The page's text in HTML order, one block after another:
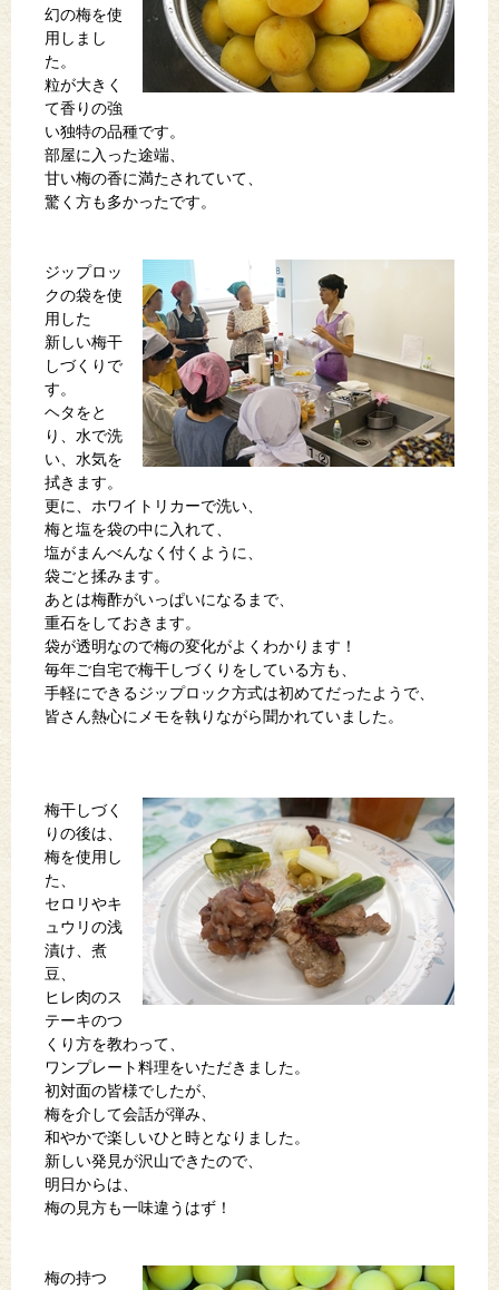
幻の梅を使
用しまし
た。
粒が大きく
て香りの強
い独特の品種です。
部屋に入った途端、
甘い梅の香に満たされていて、
驚く方も多かったです。
ジップロッ
クの袋を使
用した
新しい梅干
しづくりで
す。
ヘタをと
り、水で洗
い、水気を
拭きます。
更に、ホワイトリカーで洗い、
梅と塩を袋の中に入れて、
塩がまんべんなく付くように、
袋ごと揉みます。
あとは梅酢がいっぱいになるまで、
重石をしておきます。
袋が透明なので梅の変化がよくわかります！
毎年ご自宅で梅干しづくりをしている方も、
手軽にできるジップロック方式は初めてだったようで、
皆さん熱心にメモを執りながら聞かれていました。
梅干しづく
りの後は、
梅を使用し
た、
セロリやキ
ュウリの浅
漬け、煮
豆、
ヒレ肉のス
テーキのつ
くり方を教わって、
ワンプレート料理をいただきました。
初対面の皆様でしたが、
梅を介して会話が弾み、
和やかで楽しいひと時となりました。
新しい発見が沢山できたので、
明日からは、
梅の見方も一味違うはず！
梅の持つ